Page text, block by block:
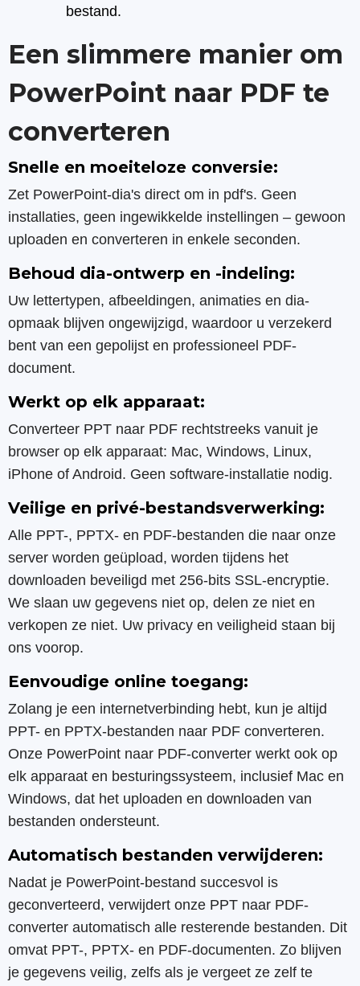
bestand.
Een slimmere manier om
PowerPoint naar PDF te
converteren
Snelle en moeiteloze conversie:
Zet PowerPoint-dia's direct om in pdf's. Geen
installaties, geen ingewikkelde instellingen – gewoon
uploaden en converteren in enkele seconden.
Behoud dia-ontwerp en -indeling:
Uw lettertypen, afbeeldingen, animaties en dia-
opmaak blijven ongewijzigd, waardoor u verzekerd
bent van een gepolijst en professioneel PDF-
document.
Werkt op elk apparaat:
Converteer PPT naar PDF rechtstreeks vanuit je
browser op elk apparaat: Mac, Windows, Linux,
iPhone of Android. Geen software-installatie nodig.
Veilige en privé-bestandsverwerking:
Alle PPT-, PPTX- en PDF-bestanden die naar onze
server worden geüpload, worden tijdens het
downloaden beveiligd met 256-bits SSL-encryptie.
We slaan uw gegevens niet op, delen ze niet en
verkopen ze niet. Uw privacy en veiligheid staan bij
ons voorop.
Eenvoudige online toegang:
Zolang je een internetverbinding hebt, kun je altijd
PPT- en PPTX-bestanden naar PDF converteren.
Onze PowerPoint naar PDF-converter werkt ook op
elk apparaat en besturingssysteem, inclusief Mac en
Windows, dat het uploaden en downloaden van
bestanden ondersteunt.
Automatisch bestanden verwijderen:
Nadat je PowerPoint-bestand succesvol is
geconverteerd, verwijdert onze PPT naar PDF-
converter automatisch alle resterende bestanden. Dit
omvat PPT-, PPTX- en PDF-documenten. Zo blijven
je gegevens veilig, zelfs als je vergeet ze zelf te